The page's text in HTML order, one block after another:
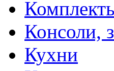
Консоли,
Кухни